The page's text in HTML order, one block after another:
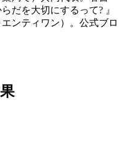
だを大切にするって? 』
ンティワン）。公式ブロ